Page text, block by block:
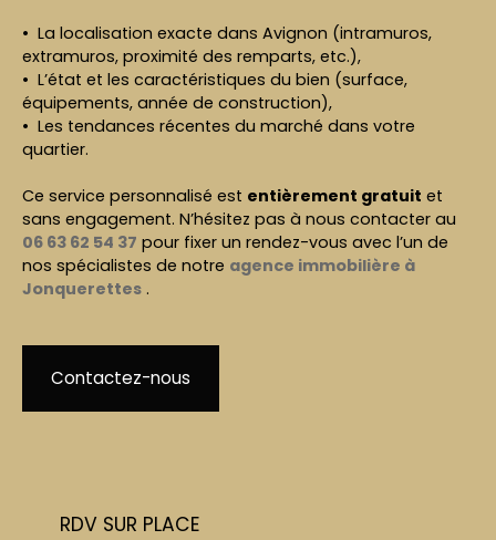
La localisation exacte dans Avignon (intramuros,
extramuros, proximité des remparts, etc.),
L’état et les caractéristiques du bien (surface,
équipements, année de construction),
Les tendances récentes du marché dans votre
quartier.
Ce service personnalisé est entièrement gratuit et
sans engagement. N’hésitez pas à nous contacter au
06 63 62 54 37 pour fixer un rendez-vous avec l’un de
nos spécialistes de notre agence immobilière à
Jonquerettes .
Contactez-nous
RDV SUR PLACE